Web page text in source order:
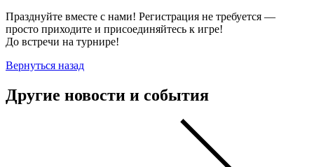
Празднуйте вместе с нами! Регистрация не требуется —
просто приходите и присоединяйтесь к игре!
До встречи на турнире!
Вернуться назад
Другие новости и события